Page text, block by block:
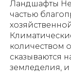
Ландшафты
частью
количеством
сказываются
земледелия,